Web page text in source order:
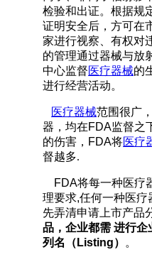
检验和出证。根据规
证明安全后，方可在
家进行视察、有权对
的管理通过器械与放
中心监督医疗器械的
进行经营活动。
医疗器械范围很广
器，均在FDA监督之
的伤害， FDA将医疗
督越多.
FDA将每一种医疗
理要求,任何一种医疗
先弄清申请上市产品
品，企业都需 进行企
列名（ Listing） 。